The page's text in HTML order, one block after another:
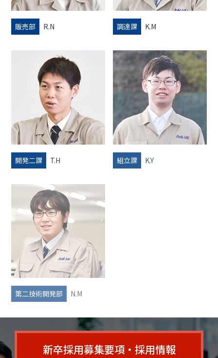
販売部 R.N 調達課 K.M
開発二課 T.H 組立課 K.Y
第二技術開発部 N.M
新卒採用募集要項・採用情報